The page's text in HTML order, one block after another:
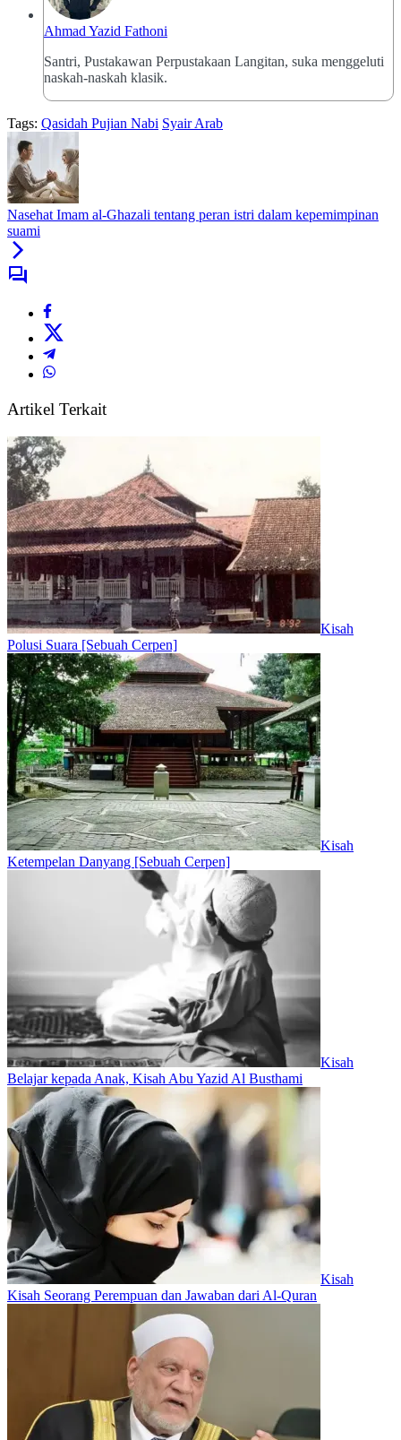
Ahmad Yazid Fathoni
Santri, Pustakawan Perpustakaan Langitan, suka menggeluti
naskah-naskah klasik.
Tags: Qasidah Pujian Nabi Syair Arab
Nasehat Imam al-Ghazali tentang peran istri dalam kepemimpinan
suami
Artikel Terkait
Kisah
Polusi Suara [Sebuah Cerpen]
Kisah
Ketempelan Danyang [Sebuah Cerpen]
Kisah
Belajar kepada Anak, Kisah Abu Yazid Al Busthami
Kisah
Kisah Seorang Perempuan dan Jawaban dari Al-Quran